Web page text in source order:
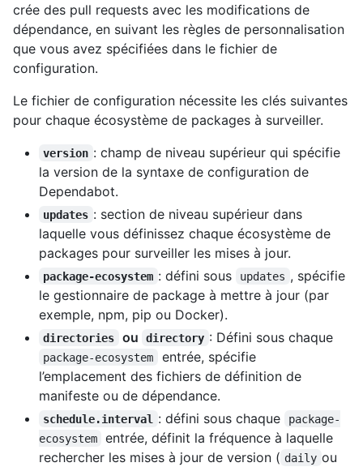
crée des pull requests avec les modifications de
dépendance, en suivant les règles de personnalisation
que vous avez spécifiées dans le fichier de
configuration.
Le fichier de configuration nécessite les clés suivantes
pour chaque écosystème de packages à surveiller.
version : champ de niveau supérieur qui spécifie
la version de la syntaxe de configuration de
Dependabot.
updates : section de niveau supérieur dans
laquelle vous définissez chaque écosystème de
packages pour surveiller les mises à jour.
package-ecosystem : défini sous updates , spécifie
le gestionnaire de package à mettre à jour (par
exemple, npm, pip ou Docker).
directories ou directory : Défini sous chaque
package-ecosystem
entrée, spécifie
l’emplacement des fichiers de définition de
manifeste ou de dépendance.
schedule.interval : défini sous chaque
package-
ecosystem
entrée, définit la fréquence à laquelle
rechercher les mises à jour de version ( daily ou